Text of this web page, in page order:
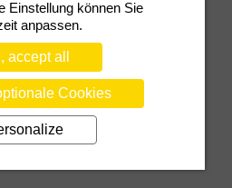
COOKIE SETTINGS
Einstellung können Sie
anpassen.
accept all
Cookies